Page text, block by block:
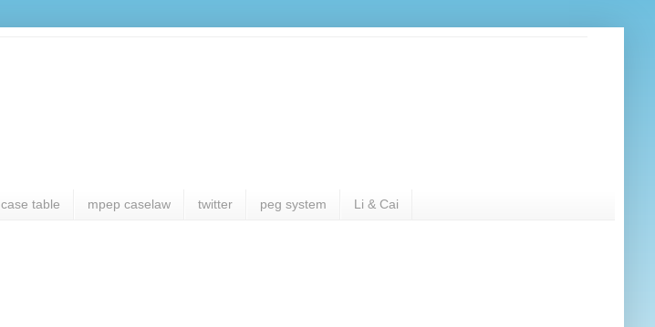
case table mpep caselaw twitter peg system Li & Cai